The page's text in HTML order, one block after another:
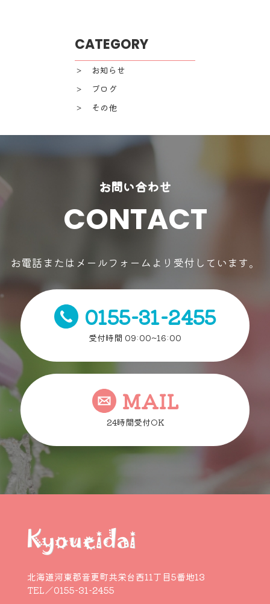
CATEGORY
＞ お知らせ
＞ ブログ
＞ その他
お問い合わせ
CONTACT
お電話またはメールフォームより受付しています。
0155-31-2455
受付時間 09:00~16:00
MAIL
24時間受付OK
北海道河東郡音更町共栄台西11丁目5番地13
TEL／0155-31-2455